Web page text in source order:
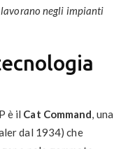
lavorano negli impianti
è il Cat Command, una
dal 1934) che